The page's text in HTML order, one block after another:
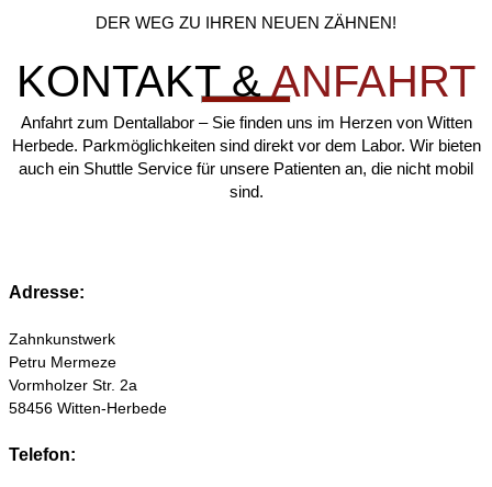
DER WEG ZU IHREN NEUEN ZÄHNEN!
KONTAKT & ANFAHRT
Anfahrt zum Dentallabor – Sie finden uns im Herzen von Witten
Herbede. Parkmöglichkeiten sind direkt vor dem Labor. Wir bieten
auch ein Shuttle Service für unsere Patienten an, die nicht mobil
sind.
Adresse:
Zahnkunstwerk
Petru Mermeze
Vormholzer Str. 2a
58456 Witten-Herbede
Telefon: